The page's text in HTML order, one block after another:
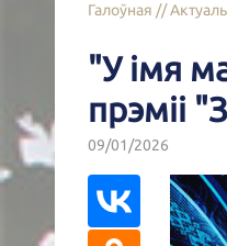
Галоўная //
"У імя
прэміі
09/01/2026